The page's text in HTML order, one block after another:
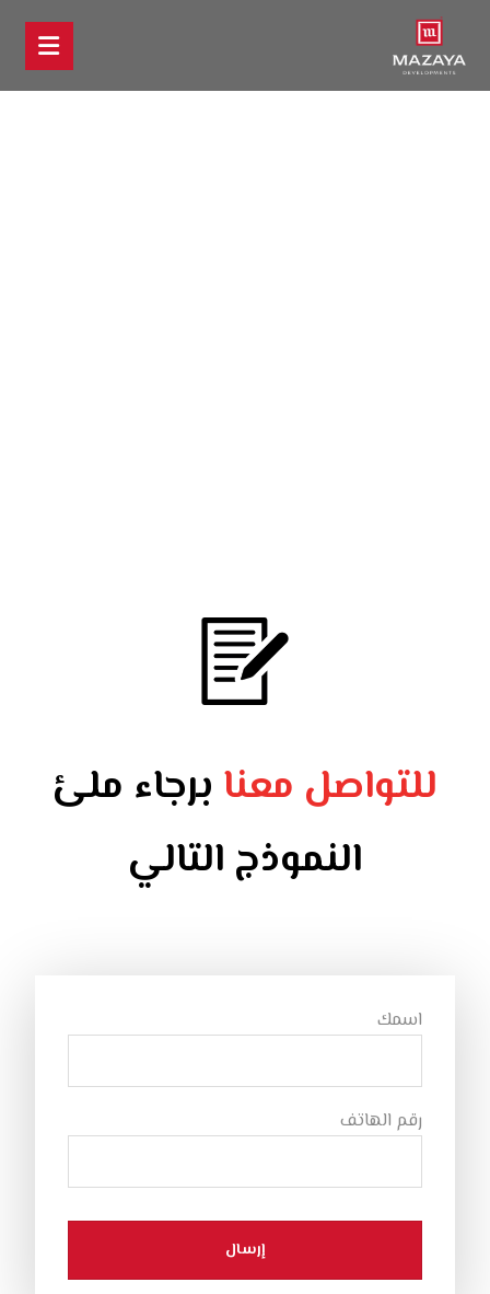
للتواصل معنا برجاء ملئ
النموذج التالي
اسمك
رقم الهاتف
إرسال